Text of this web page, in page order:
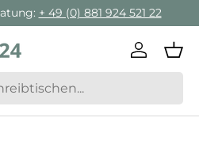
+ 49 (0) 881 924 521 22